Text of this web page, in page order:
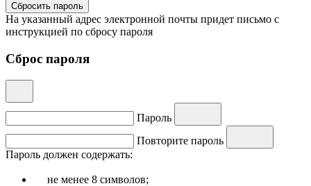
Сбросить пароль
На указанный адрес электронной почты придет письмо с
инструкцией по сбросу пароля
Сброс пароля
Пароль
Повторите пароль
Пароль должен содержать:
не менее 8 символов;